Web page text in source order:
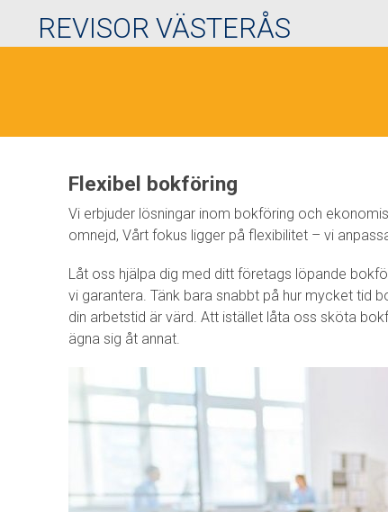
REVISOR VÄSTERÅS
Flexibel bokföring
Vi erbjuder lösningar inom bokföring och
omnejd, Vårt fokus ligger på flexibilitet – vi
Låt oss hjälpa dig med ditt företags löpande
vi garantera. Tänk bara snabbt på hur mycket tid
din arbetstid är värd. Att istället låta oss sköta
ägna sig åt annat.